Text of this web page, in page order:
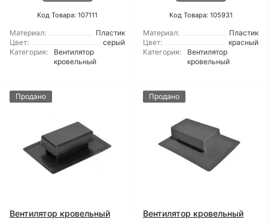
Код Товара: 107111
Материал:
Пластик
Цвет:
серый
Категория:
Вентилятор
кровельный
Код Товара: 105931
Материал:
Пластик
Цвет:
красный
Категория:
Вентилятор
кровельный
Продано
Вентилятор кровельный
Продано
Вентилятор кровельный